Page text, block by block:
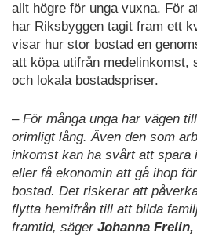
allt högre för unga vuxna. För
har Riksbyggen tagit fram ett
visar hur stor bostad en
att köpa utifrån medelinkomst,
och lokala bostadspriser.
– För många unga har vägen
orimligt lång. Även den som
inkomst kan ha svårt att spara
eller få ekonomin att gå ihop
bostad. Det riskerar att
flytta hemifrån till att bilda
framtid, säger Johanna Frelin,